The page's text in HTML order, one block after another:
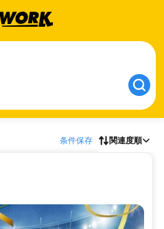
条件保存 関連度順